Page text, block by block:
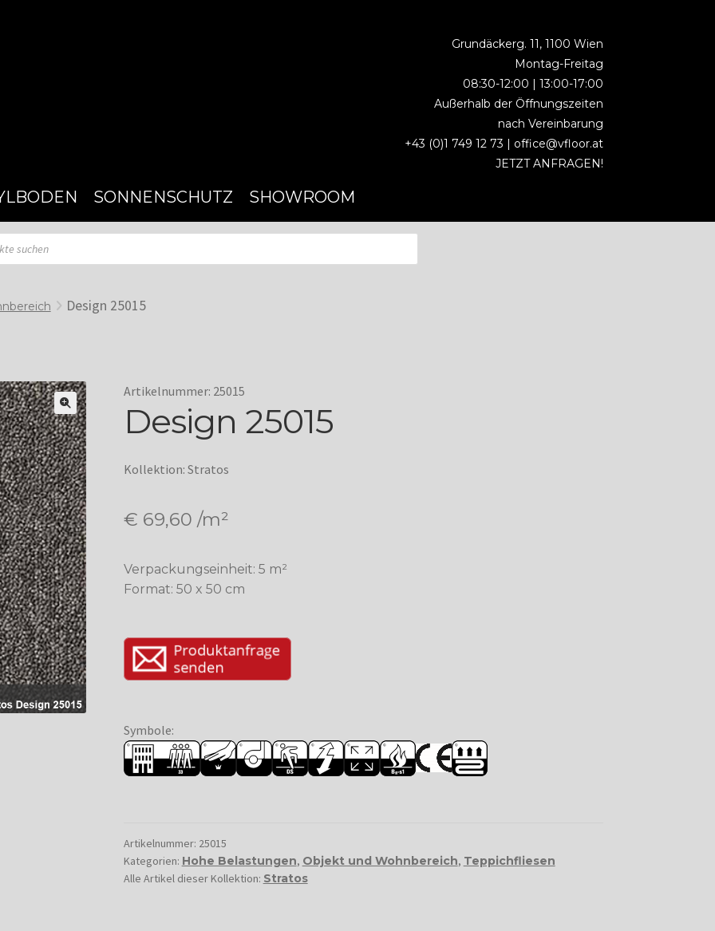
Grundäckerg. 11, 1100 Wien
Montag-Freitag
08:30-12:00 | 13:00-17:00
Außerhalb der Öffnungszeiten
nach Vereinbarung
+43 (0)1 749 12 73 | office@vfloor.at
JETZT ANFRAGEN!
SONNENSCHUTZ SHOWROOM
Design 25015
Artikelnummer: 25015
Design 25015
Kollektion: Stratos
€ 69,60 /m²
Verpackungseinheit: 5 m²
Format: 50 x 50 cm
Symbole:
Artikelnummer: 25015
Kategorien: Hohe Belastungen, Objekt und Wohnbereich, Teppichfliesen
Alle Artikel dieser Kollektion: Stratos